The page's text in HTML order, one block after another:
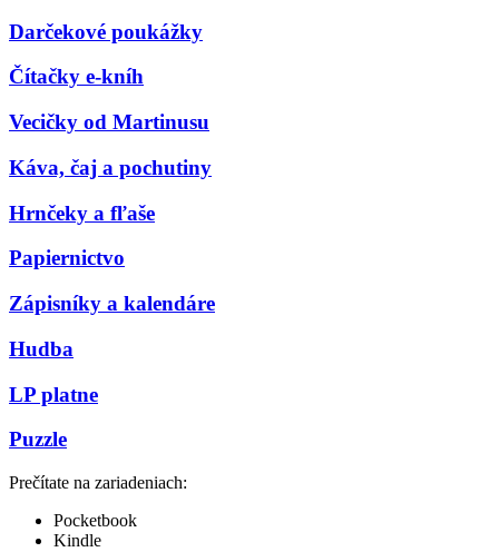
Darčekové poukážky
Čítačky e-kníh
Vecičky od Martinusu
Káva, čaj a pochutiny
Hrnčeky a fľaše
Papiernictvo
Zápisníky a kalendáre
Hudba
LP platne
Puzzle
Prečítate na zariadeniach:
Pocketbook
Kindle